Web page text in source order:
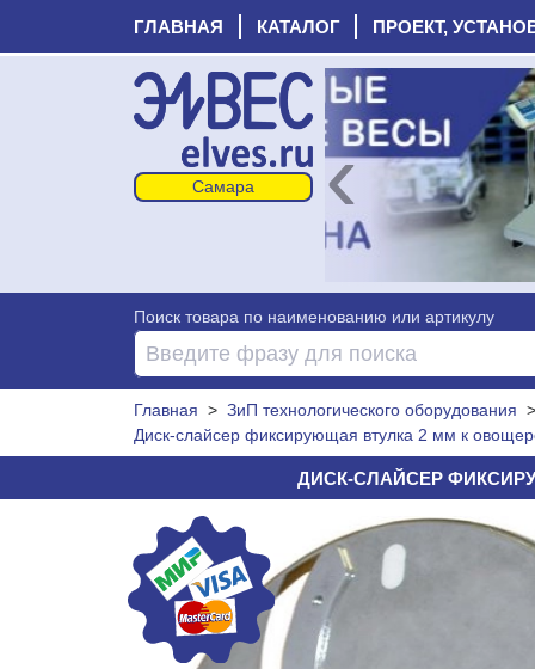
ГЛАВНАЯ КАТАЛОГ ПРОЕКТ,
‹
Поиск товара по наименованию или артикулу
Главная > ЗиП технологического оборудования
Диск-слайсер фиксирующая втулка 2 мм к
ДИСК-СЛАЙСЕР